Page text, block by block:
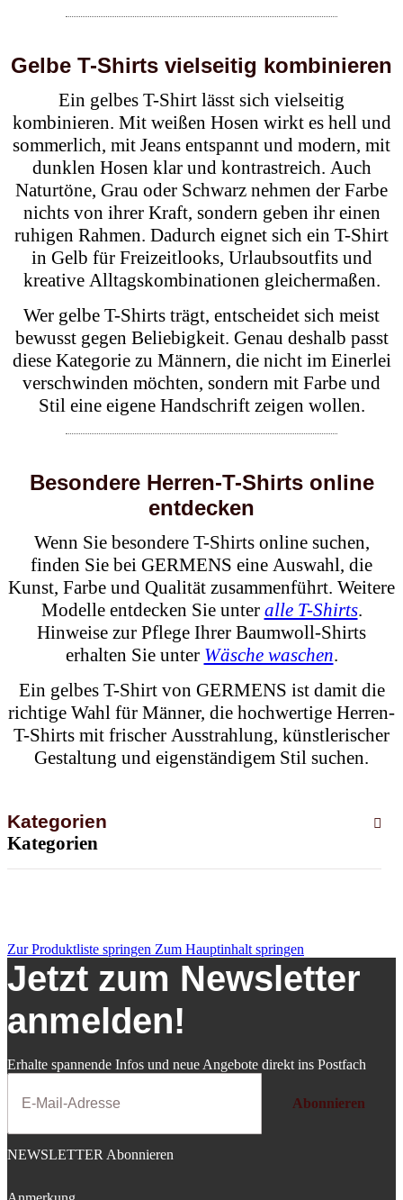
Gelbe T-Shirts vielseitig kombinieren
Ein gelbes T-Shirt lässt sich vielseitig
kombinieren. Mit weißen Hosen wirkt es hell und
sommerlich, mit Jeans entspannt und modern, mit
dunklen Hosen klar und kontrastreich. Auch
Naturtöne, Grau oder Schwarz nehmen der Farbe
nichts von ihrer Kraft, sondern geben ihr einen
ruhigen Rahmen. Dadurch eignet sich ein T-Shirt
in Gelb für Freizeitlooks, Urlaubsoutfits und
kreative Alltagskombinationen gleichermaßen.
Wer gelbe T-Shirts trägt, entscheidet sich meist
bewusst gegen Beliebigkeit. Genau deshalb passt
diese Kategorie zu Männern, die nicht im Einerlei
verschwinden möchten, sondern mit Farbe und
Stil eine eigene Handschrift zeigen wollen.
Besondere Herren-T-Shirts online
entdecken
Wenn Sie besondere T-Shirts online suchen,
finden Sie bei GERMENS eine Auswahl, die
Kunst, Farbe und Qualität zusammenführt. Weitere
Modelle entdecken Sie unter alle T-Shirts.
Hinweise zur Pflege Ihrer Baumwoll-Shirts
erhalten Sie unter Wäsche waschen.
Ein gelbes T-Shirt von GERMENS ist damit die
richtige Wahl für Männer, die hochwertige Herren-
T-Shirts mit frischer Ausstrahlung, künstlerischer
Gestaltung und eigenständigem Stil suchen.
Kategorien
Kategorien
Zur Produktliste springen Zum Hauptinhalt springen
Jetzt zum Newsletter
anmelden!
Erhalte spannende Infos und neue Angebote direkt ins Postfach
Abonnieren
NEWSLETTER Abonnieren